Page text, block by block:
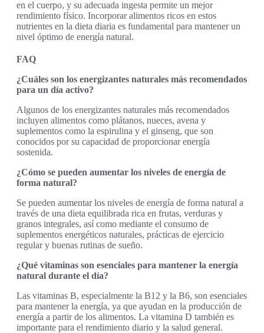
en el cuerpo, y su adecuada ingesta permite un mejor
rendimiento físico. Incorporar alimentos ricos en estos
nutrientes en la dieta diaria es fundamental para mantener un
nivel óptimo de energía natural.
FAQ
¿Cuáles son los energizantes naturales más recomendados
para un día activo?
Algunos de los energizantes naturales más recomendados
incluyen alimentos como plátanos, nueces, avena y
suplementos como la espirulina y el ginseng, que son
conocidos por su capacidad de proporcionar energía
sostenida.
¿Cómo se pueden aumentar los niveles de energía de
forma natural?
Se pueden aumentar los niveles de energía de forma natural a
través de una dieta equilibrada rica en frutas, verduras y
granos integrales, así como mediante el consumo de
suplementos energéticos naturales, prácticas de ejercicio
regular y buenas rutinas de sueño.
¿Qué vitaminas son esenciales para mantener la energía
natural durante el día?
Las vitaminas B, especialmente la B12 y la B6, son esenciales
para mantener la energía, ya que ayudan en la producción de
energía a partir de los alimentos. La vitamina D también es
importante para el rendimiento diario y la salud general.